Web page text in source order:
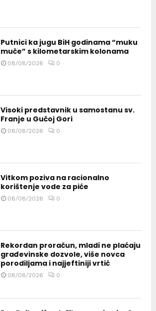
Putnici ka jugu BiH godinama “muku
muče” s kilometarskim kolonama
08/08/2026 0
Visoki predstavnik u samostanu sv.
Franje u Gučoj Gori
08/08/2026 0
Vitkom poziva na racionalno
korištenje vode za piće
08/08/2026 0
Rekordan proračun, mladi ne plaćaju
građevinske dozvole, više novca
porodiljama i najjeftiniji vrtić
08/08/2026 0